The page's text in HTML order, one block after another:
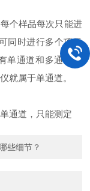
个样品每次只能进
同时进行多个项目
单通道和多通道之
就属于单通道。
通道，只能测定
些细节？